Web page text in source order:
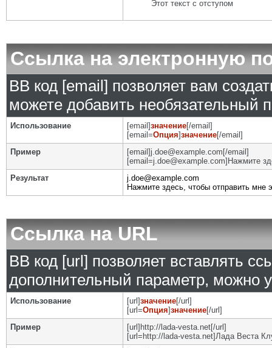
Этот текст с отступом
Ссылка на электронную
BB код [email] позволяет вам
можете добавить необязательный
Использование [email]значение[/email]
[email=Опция]значение[/email]
Пример
[email]j.doe@example.com[/email]
[email=j.doe@example.com]Нажмите
Результат
j.doe@example.com
Нажмите здесь, чтобы отправить мне
Ссылка на URL
BB код [url] позволяет вставлять
дополнительный параметр, можно
Использование [url]значение[/url]
[url=Опция]значение[/url]
Пример
[url]http://lada-vesta.net[/url]
[url=http://lada-vesta.net]Лада Веста